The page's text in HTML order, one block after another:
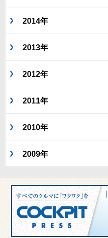
2014年
2013年
2012年
2011年
2010年
2009年